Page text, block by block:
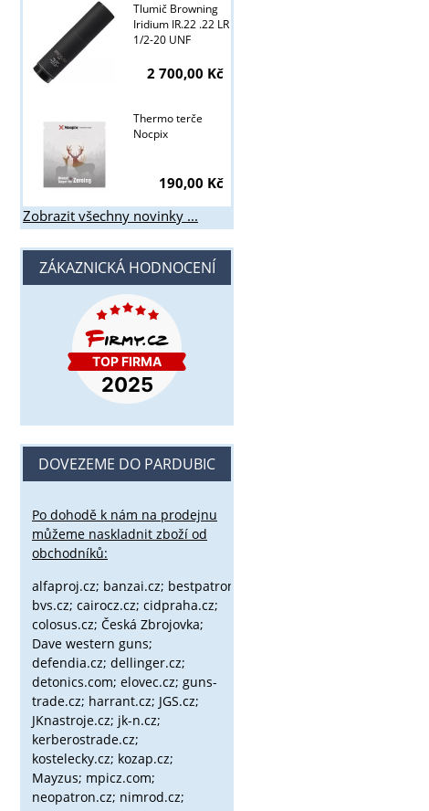
Tlumič Browning
Iridium IR.22 .22 LR
1/2-20 UNF
2 700,00 Kč
Thermo terče
Nocpix
190,00 Kč
Zobrazit všechny novinky ...
ZÁKAZNICKÁ HODNOCENÍ
DOVEZEME DO PARDUBIC
Po dohodě k nám na prodejnu
můžeme naskladnit zboží od
obchodníků:
alfaproj.cz; banzai.cz; bestpatron.eu;
bvs.cz; cairocz.cz; cidpraha.cz;
colosus.cz; Česká Zbrojovka;
Dave western guns;
defendia.cz; dellinger.cz;
detonics.com; elovec.cz; guns-
trade.cz; harrant.cz; JGS.cz;
JKnastroje.cz; jk-n.cz;
kerberostrade.cz;
kostelecky.cz; kozap.cz;
Mayzus; mpicz.com;
neopatron.cz; nimrod.cz;